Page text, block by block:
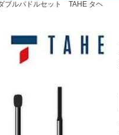
ブルパドルセット TAHE タヘ